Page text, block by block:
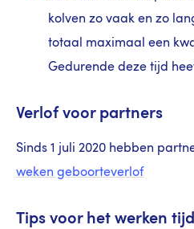
kolven zo vaak en zo
totaal maximaal een
Gedurende deze tijd
Verlof voor partners
Sinds 1 juli 2020 hebben
weken geboorteverlof
Tips voor het werken